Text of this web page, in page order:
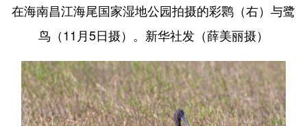
在海南昌江海尾国家湿地公园拍摄的彩鹮（右）与鹭
鸟（11月5日摄）。新华社发（薛美丽摄）